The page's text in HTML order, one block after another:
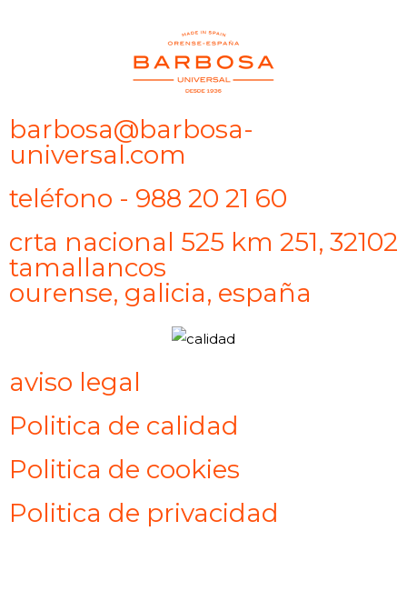
barbosa@barbosa-
universal.com
teléfono - 988 20 21 60
crta nacional 525 km 251, 32102
tamallancos
ourense, galicia, españa
aviso legal
Politica de calidad
Politica de cookies
Politica de privacidad